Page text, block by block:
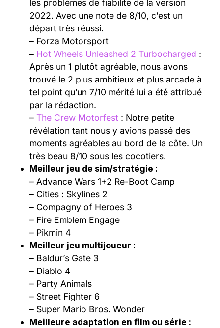
les problèmes de fiabilité de la version
2022. Avec une note de 8/10, c’est un
départ très réussi.
– Forza Motorsport
– Hot Wheels Unleashed 2 Turbocharged :
Après un 1 plutôt agréable, nous avons
trouvé le 2 plus ambitieux et plus arcade à
tel point qu’un 7/10 mérité lui a été attribué
par la rédaction.
– The Crew Motorfest : Notre petite
révélation tant nous y avions passé des
moments agréables au bord de la côte. Un
très beau 8/10 sous les cocotiers.
Meilleur jeu de sim/stratégie :
– Advance Wars 1+2 Re-Boot Camp
– Cities : Skylines 2
– Compagny of Heroes 3
– Fire Emblem Engage
– Pikmin 4
Meilleur jeu multijoueur :
– Baldur’s Gate 3
– Diablo 4
– Party Animals
– Street Fighter 6
– Super Mario Bros. Wonder
Meilleure adaptation en film ou série :